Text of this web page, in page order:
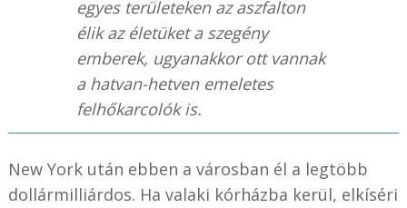
egyes területeken az aszfalton
élik az életüket a szegény
emberek, ugyanakkor ott vannak
a hatvan-hetven emeletes
felhőkarcolók is.
New York után ebben a városban él a legtöbb
dollármilliárdos. Ha valaki kórházba kerül, elkíséri